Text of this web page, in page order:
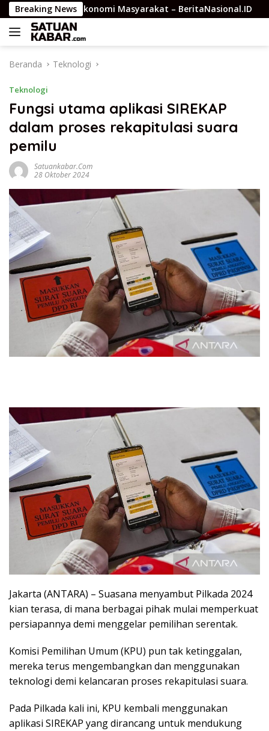
Langsung
ke
konten
Breaking News
Ekonomi Masyarakat – BeritaNasional.ID
Beranda Teknologi
Teknologi
Fungsi utama aplikasi SIREKAP
dalam proses rekapitulasi suara
pemilu
Satuankabar.com
28 Oktober 2024
Jakarta (ANTARA) – Suasana menyambut Pilkada 2024
kian terasa, di mana berbagai pihak mulai memperkuat
persiapannya demi menggelar pemilihan serentak.
Komisi Pemilihan Umum (KPU) pun tak ketinggalan,
mereka terus mengembangkan dan menggunakan
teknologi demi kelancaran proses rekapitulasi suara.
Pada Pilkada kali ini, KPU kembali menggunakan
aplikasi SIREKAP yang dirancang untuk mendukung